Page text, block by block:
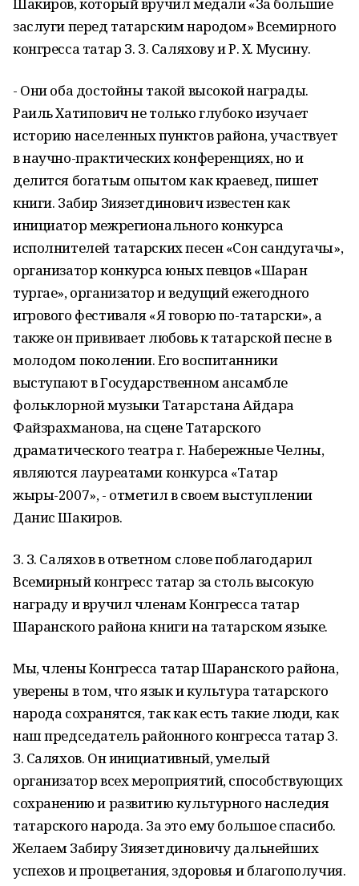
заслуги перед татарским народом» Всемирного
конгресса татар З. З. Саляхову и Р. Х. Мусину.
- Они оба достойны такой высокой награды.
Раиль Хатипович не только глубоко изучает
историю населенных пунктов района, участвует
в научно-практических конференциях, но и
делится богатым опытом как краевед, пишет
книги. Забир Зиязетдинович известен как
инициатор межрегионального конкурса
исполнителей татарских песен «Сон сандугачы»,
организатор конкурса юных певцов «Шаран
тургае», организатор и ведущий ежегодного
игрового фестиваля «Я говорю по-татарски», а
также он прививает любовь к татарской песне в
молодом поколении. Его воспитанники
выступают в Государственном ансамбле
фольклорной музыки Татарстана Айдара
Файзрахманова, на сцене Татарского
драматического театра г. Набережные Челны,
являются лауреатами конкурса «Татар
жыры-2007», - отметил в своем выступлении
Данис Шакиров.
З. З. Саляхов в ответном слове поблагодарил
Всемирный конгресс татар за столь высокую
награду и вручил членам Конгресса татар
Шаранского района книги на татарском языке.
Мы, члены Конгресса татар Шаранского района,
уверены в том, что язык и культура татарского
народа сохранятся, так как есть такие люди, как
наш председатель районного конгресса татар З.
З. Саляхов. Он инициативный, умелый
организатор всех мероприятий, способствующих
сохранению и развитию культурного наследия
татарского народа. За это ему большое спасибо.
Желаем Забиру Зиязетдиновичу дальнейших
успехов и процветания, здоровья и благополучия.